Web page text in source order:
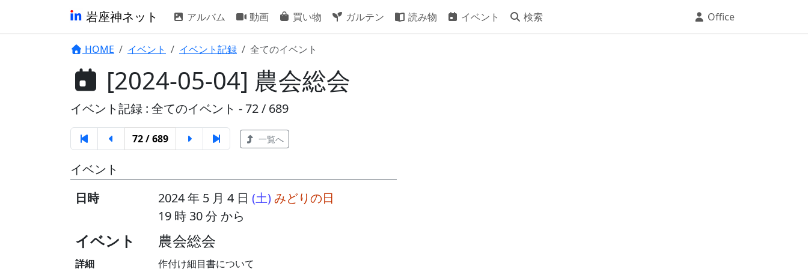
岩座神ネット アルバム 動画 買い物 ガルテン 読み物 イベント 検索 Office
HOME イベント イベント記録 全てのイベント
[2024-05-04] 農会総会
イベント記録 : 全てのイベント - 72 / 689
72 / 689 一覧へ
イベント
日時
2024 年 5 月 4 日 (土)みどりの日
19 時 30 分 から
イベント 農会総会
詳細
作付け細目書について